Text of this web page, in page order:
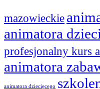
mazowieckie
animatora
profesjonalny kurs
animatora
animatora dziecięcego